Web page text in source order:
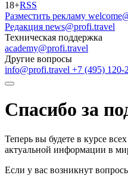
18+RSS
Разместить рекламу
Редакция news@profi.travel
Техническая поддержка
academy@profi.travel
Другие вопросы
info@profi.travel +7 (495) 120-
Спасибо за
Теперь вы будете в курсе
актуальной информации в
Если у вас возникнут